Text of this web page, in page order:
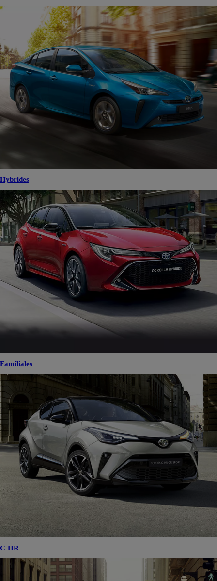
Hybrides
Familiales
C-HR